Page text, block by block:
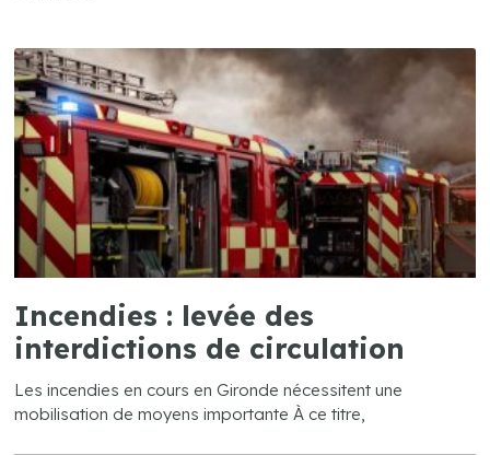
Incendies : levée des
interdictions de circulation
Les incendies en cours en Gironde nécessitent une
mobilisation de moyens importante À ce titre,